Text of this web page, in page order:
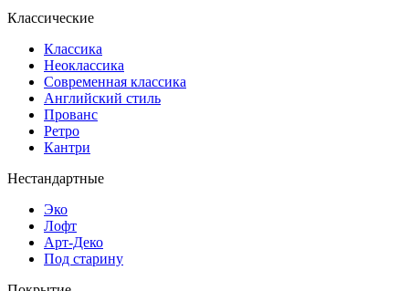
Классические
Классика
Неоклассика
Современная классика
Английский стиль
Прованс
Ретро
Кантри
Нестандартные
Эко
Лофт
Арт-Деко
Под старину